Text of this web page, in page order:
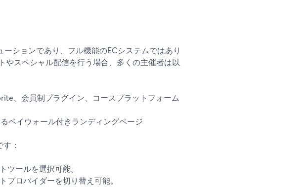
ションであり、フル機能のECシステムではあり
やスペシャル配信を行う場合、多くの主催者は以
、会員制プラグイン、コースプラットフォーム
ペイウォール付きランディングページ
：
ツールを選択可能。
プロバイダーを切り替え可能。